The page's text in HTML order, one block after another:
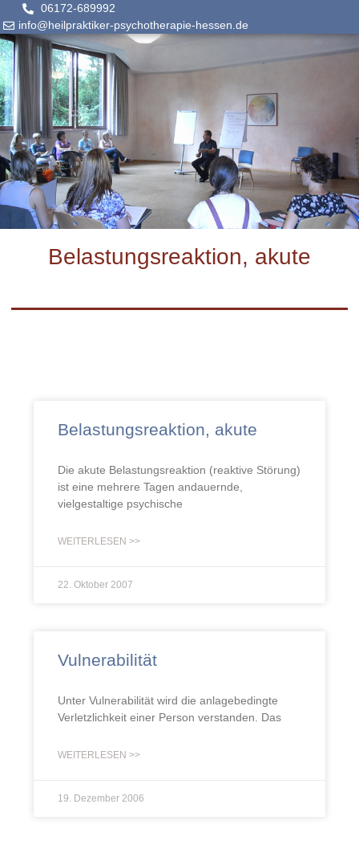
06172-689992
info@heilpraktiker-psychotherapie-hessen.de
Belastungsreaktion, akute
Belastungsreaktion, akute
Die akute Belastungsreaktion (reaktive Störung)
ist eine mehrere Tagen andauernde,
vielgestaltige psychische
WEITERLESEN >>
22. Oktober 2007
Vulnerabilität
Unter Vulnerabilität wird die anlagebedingte
Verletzlichkeit einer Person verstanden. Das
WEITERLESEN >>
19. Dezember 2006